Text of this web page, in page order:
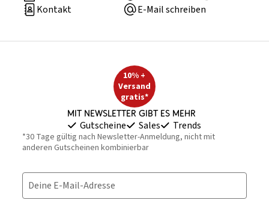
Kontakt
E-Mail schreiben
10% +
Versand
gratis*
Mit Newsletter gibt es mehr
Gutscheine Sales Trends
*30 Tage gültig nach Newsletter-Anmeldung, nicht mit
anderen Gutscheinen kombinierbar
Deine E-Mail-Adresse